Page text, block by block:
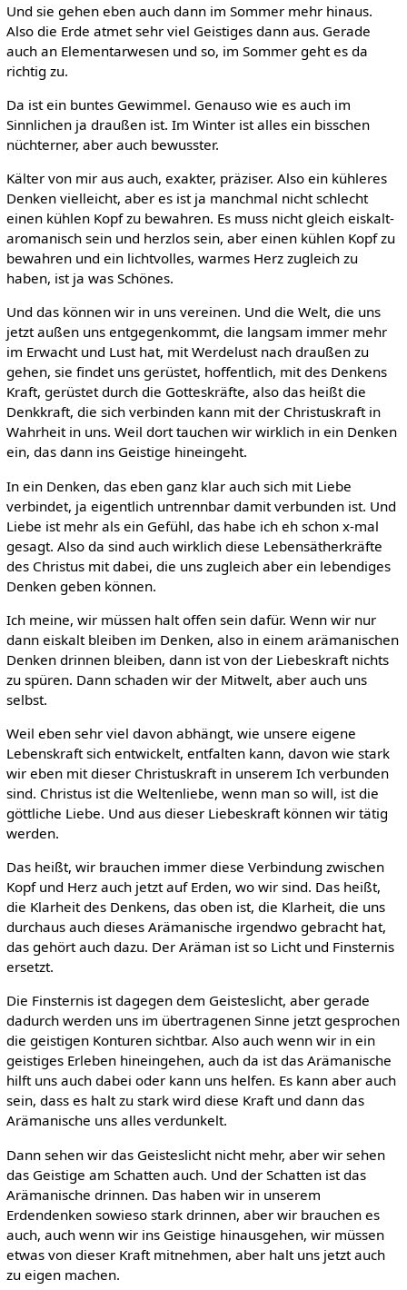
Und sie gehen eben auch dann im Sommer mehr hinaus.
Also die Erde atmet sehr viel Geistiges dann aus. Gerade
auch an Elementarwesen und so, im Sommer geht es da
richtig zu.
Da ist ein buntes Gewimmel. Genauso wie es auch im
Sinnlichen ja draußen ist. Im Winter ist alles ein bisschen
nüchterner, aber auch bewusster.
Kälter von mir aus auch, exakter, präziser. Also ein kühleres
Denken vielleicht, aber es ist ja manchmal nicht schlecht
einen kühlen Kopf zu bewahren. Es muss nicht gleich eiskalt-
aromanisch sein und herzlos sein, aber einen kühlen Kopf zu
bewahren und ein lichtvolles, warmes Herz zugleich zu
haben, ist ja was Schönes.
Und das können wir in uns vereinen. Und die Welt, die uns
jetzt außen uns entgegenkommt, die langsam immer mehr
im Erwacht und Lust hat, mit Werdelust nach draußen zu
gehen, sie findet uns gerüstet, hoffentlich, mit des Denkens
Kraft, gerüstet durch die Gotteskräfte, also das heißt die
Denkkraft, die sich verbinden kann mit der Christuskraft in
Wahrheit in uns. Weil dort tauchen wir wirklich in ein Denken
ein, das dann ins Geistige hineingeht.
In ein Denken, das eben ganz klar auch sich mit Liebe
verbindet, ja eigentlich untrennbar damit verbunden ist. Und
Liebe ist mehr als ein Gefühl, das habe ich eh schon x-mal
gesagt. Also da sind auch wirklich diese Lebensätherkräfte
des Christus mit dabei, die uns zugleich aber ein lebendiges
Denken geben können.
Ich meine, wir müssen halt offen sein dafür. Wenn wir nur
dann eiskalt bleiben im Denken, also in einem arämanischen
Denken drinnen bleiben, dann ist von der Liebeskraft nichts
zu spüren. Dann schaden wir der Mitwelt, aber auch uns
selbst.
Weil eben sehr viel davon abhängt, wie unsere eigene
Lebenskraft sich entwickelt, entfalten kann, davon wie stark
wir eben mit dieser Christuskraft in unserem Ich verbunden
sind. Christus ist die Weltenliebe, wenn man so will, ist die
göttliche Liebe. Und aus dieser Liebeskraft können wir tätig
werden.
Das heißt, wir brauchen immer diese Verbindung zwischen
Kopf und Herz auch jetzt auf Erden, wo wir sind. Das heißt,
die Klarheit des Denkens, das oben ist, die Klarheit, die uns
durchaus auch dieses Arämanische irgendwo gebracht hat,
das gehört auch dazu. Der Aräman ist so Licht und Finsternis
ersetzt.
Die Finsternis ist dagegen dem Geisteslicht, aber gerade
dadurch werden uns im übertragenen Sinne jetzt gesprochen
die geistigen Konturen sichtbar. Also auch wenn wir in ein
geistiges Erleben hineingehen, auch da ist das Arämanische
hilft uns auch dabei oder kann uns helfen. Es kann aber auch
sein, dass es halt zu stark wird diese Kraft und dann das
Arämanische uns alles verdunkelt.
Dann sehen wir das Geisteslicht nicht mehr, aber wir sehen
das Geistige am Schatten auch. Und der Schatten ist das
Arämanische drinnen. Das haben wir in unserem
Erdendenken sowieso stark drinnen, aber wir brauchen es
auch, auch wenn wir ins Geistige hinausgehen, wir müssen
etwas von dieser Kraft mitnehmen, aber halt uns jetzt auch
zu eigen machen.